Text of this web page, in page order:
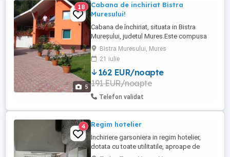
5
18
Cabana de inchiriat Bistra
Muresului!
Cabana de închiriat, situata in Bistra
Mureșului, judetul Mures.Este compusa
din patru dormitoare cu pat matrimonial
,doua bai, salon, bucatarie complet utilata.
Foișor, grătar , biliard. Cabana este dotată
cu jacuzzi ! preț 850 lei pe noapte minim 2
nopți,Jacuzzi opțional ! vilă, lux, cabană, ...
Bistra Muresului, Mures
21 iulie
162 EUR/noapte
191 EUR/noapte
Telefon validat
4 Regim hotelier
Inchiriere garsoniera in regim hotelier,
dotata cu toate utilitatile, aproape de